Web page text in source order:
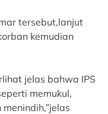
tersebut,lanjut
kemudian
jelas bahwa IPS
memukul,